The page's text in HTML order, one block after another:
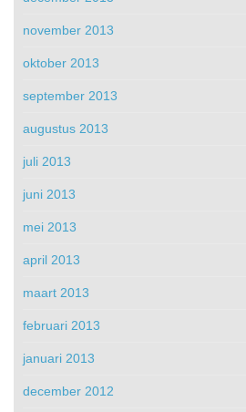
november 2013
oktober 2013
september 2013
augustus 2013
juli 2013
juni 2013
mei 2013
april 2013
maart 2013
februari 2013
januari 2013
december 2012